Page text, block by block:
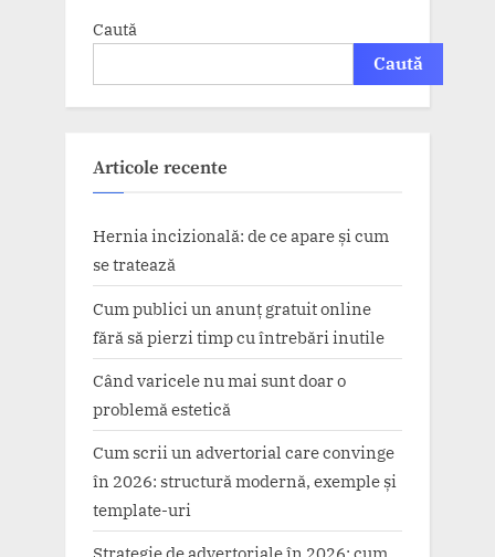
Caută
Caută
Articole recente
Hernia incizională: de ce apare și cum
se tratează
Cum publici un anunț gratuit online
fără să pierzi timp cu întrebări inutile
Când varicele nu mai sunt doar o
problemă estetică
Cum scrii un advertorial care convinge
în 2026: structură modernă, exemple și
template-uri